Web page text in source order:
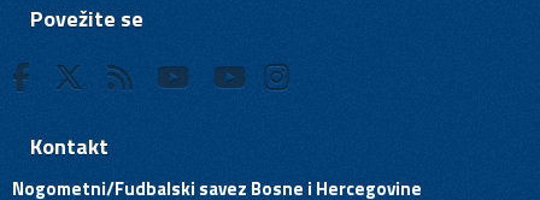
Povežite se
Kontakt
Nogometni/Fudbalski savez Bosne i Hercegovine